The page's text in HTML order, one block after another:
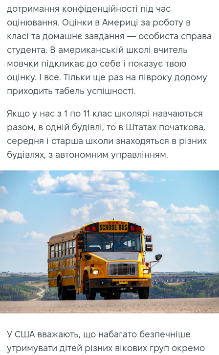
дотримання конфіденційності під час
оцінювання. Оцінки в Америці за роботу в
класі та домашнє завдання — особиста справа
студента. В американській школі вчитель
мовчки підкликає до себе і показує твою
оцінку. І все. Тільки ще раз на півроку додому
приходить табель успішності.
Якщо у нас з 1 по 11 клас школярі навчаються
разом, в одній будівлі, то в Штатах початкова,
середня і старша школи знаходяться в різних
будівлях, з автономним управлінням.
У США вважають, що набагато безпечніше
утримувати дітей різних вікових груп окремо